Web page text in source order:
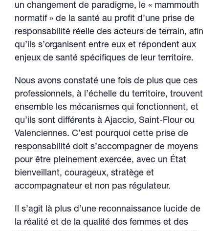
un changement de paradigme, le « mammouth
normatif » de la santé au profit d’une prise de
responsabilité réelle des acteurs de terrain, afin
qu’ils s’organisent entre eux et répondent aux
enjeux de santé spécifiques de leur territoire.
Nous avons constaté une fois de plus que ces
professionnels, à l’échelle du territoire, trouvent
ensemble les mécanismes qui fonctionnent, et
qu’ils sont différents à Ajaccio, Saint-Flour ou
Valenciennes. C’est pourquoi cette prise de
responsabilité doit s’accompagner de moyens
pour être pleinement exercée, avec un État
bienveillant, courageux, stratège et
accompagnateur et non pas régulateur.
Il s’agit là plus d’une reconnaissance lucide de
la réalité et de la qualité des femmes et des